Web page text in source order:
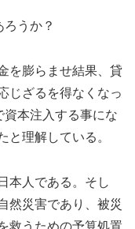
うか？
を膨らませ結果、貸
じざるを得なくなっ
本注入する事にな
と理解している。
本人である。そし
然災害であり、被災
救うための予算処置